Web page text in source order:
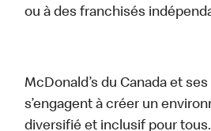
ou à des franchisés
McDonald’s du Canada et
s’engagent à créer un
diversifié et inclusif pour